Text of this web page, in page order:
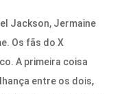
Jackson, Jermaine
Os fãs do X
A primeira coisa
entre os dois,